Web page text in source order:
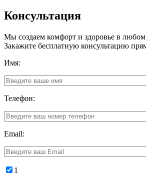
Консультация
Мы создаем комфорт и здоровье в
Закажите бесплатную консультацию
Имя:
Телефон:
Email:
1